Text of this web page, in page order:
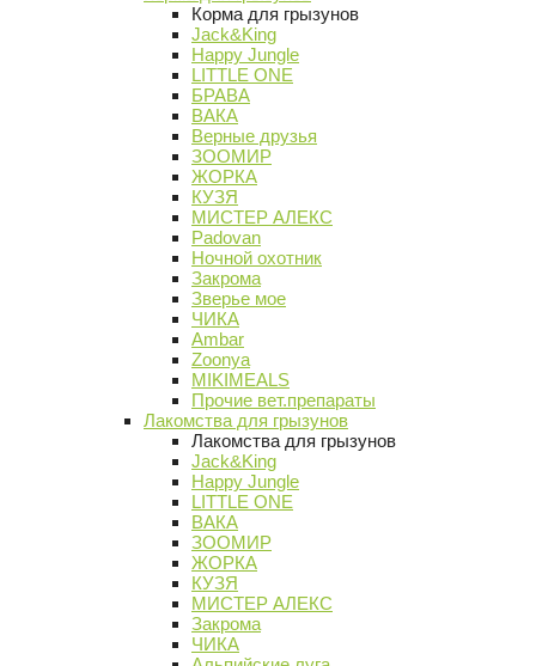
Корма для грызунов
Jack&King
Happy Jungle
LITTLE ONE
БРАВА
ВАКА
Верные друзья
ЗООМИР
ЖОРКА
КУЗЯ
МИСТЕР АЛЕКС
Padovan
Ночной охотник
Закрома
Зверье мое
ЧИКА
Ambar
Zoonya
MIKIMEALS
Прочие вет.препараты
Лакомства для грызунов
Лакомства для грызунов
Jack&King
Happy Jungle
LITTLE ONE
ВАКА
ЗООМИР
ЖОРКА
КУЗЯ
МИСТЕР АЛЕКС
Закрома
ЧИКА